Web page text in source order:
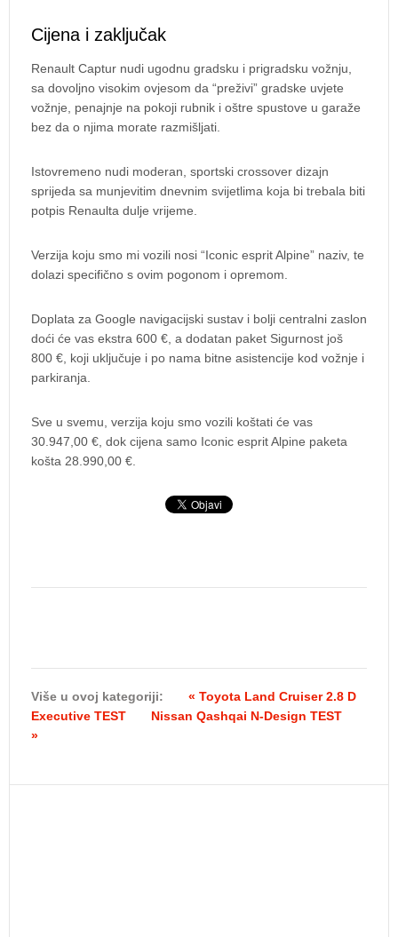
Cijena i zaključak
Renault Captur nudi ugodnu gradsku i prigradsku vožnju,
sa dovoljno visokim ovjesom da “preživi” gradske uvjete
vožnje, penajnje na pokoji rubnik i oštre spustove u garaže
bez da o njima morate razmišljati.
Istovremeno nudi moderan, sportski crossover dizajn
sprijeda sa munjevitim dnevnim svijetlima koja bi trebala biti
potpis Renaulta dulje vrijeme.
Verzija koju smo mi vozili nosi “Iconic esprit Alpine” naziv, te
dolazi specifično s ovim pogonom i opremom.
Doplata za Google navigacijski sustav i bolji centralni zaslon
doći će vas ekstra 600 €, a dodatan paket Sigurnost još
800 €, koji uključuje i po nama bitne asistencije kod vožnje i
parkiranja.
Sve u svemu, verzija koju smo vozili koštati će vas
30.947,00 €, dok cijena samo Iconic esprit Alpine paketa
košta 28.990,00 €.
Više u ovoj kategoriji:
« Toyota Land Cruiser 2.8 D
Executive TEST
Nissan Qashqai N-Design TEST
»